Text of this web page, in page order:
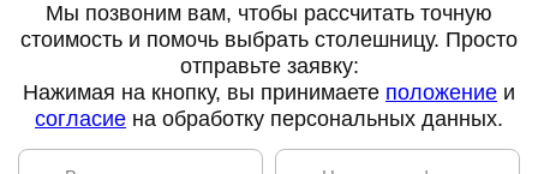
Мы позвоним вам, чтобы рассчитать точную
стоимость и помочь выбрать столешницу. Просто
отправьте заявку:
Нажимая на кнопку, вы принимаете положение и
согласие на обработку персональных данных.